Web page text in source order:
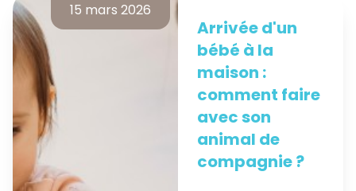
15 mars 2026
Arrivée d'un
bébé à la
maison :
comment faire
avec son
animal de
compagnie ?